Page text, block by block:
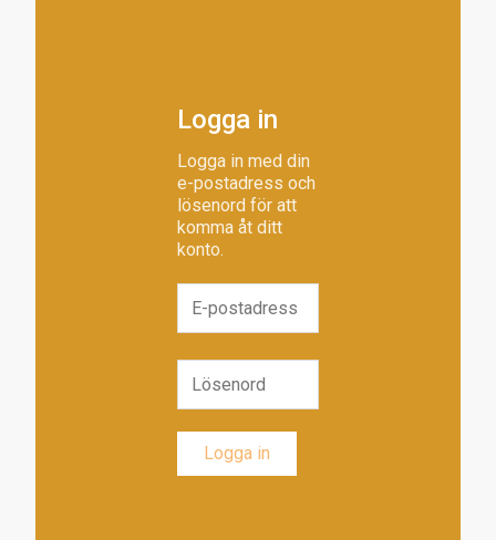
Logga in
Logga in med din
e-postadress och
lösenord för att
komma åt ditt
konto.